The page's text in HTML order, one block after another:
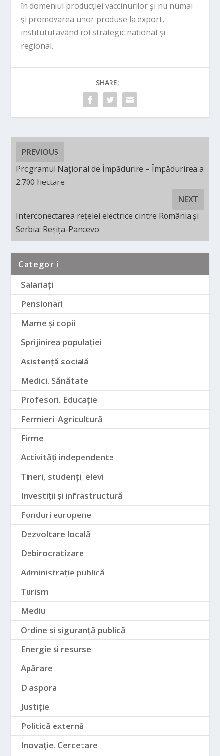
în domeniul producției vaccinurilor şi nu numai
şi promovarea unor produse la export,
institutul având rol strategic naţional şi
regional.
SHARE:
PREVIOUS
Programul Naţional de Împădurire – Împădurirea a
2.700 hectare
NEXT
Interconectarea rețelei electrice dintre România și
Serbia: Reșița-Pancevo
Categorii
Salariați
Pensionari
Mame și copii
Sprijinirea populației
Asistență socială
Medici. Sănătate
Profesori. Educație
Fermieri. Agricultură
Firme
Activități independente
Tineri, studenți, elevi
Investiții și infrastructură
Fonduri europene
Dezvoltare locală
Debirocratizare
Administrație publică
Turism
Mediu
Ordine si siguranță publică
Energie și resurse
Apărare
Diaspora
Justiție
Politică externă
Inovaţie. Cercetare